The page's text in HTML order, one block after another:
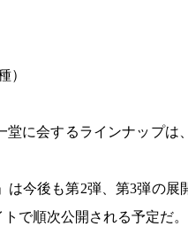
）
に会するラインナップ
は今後も第2弾、第3弾の
で順次公開される予定だ。